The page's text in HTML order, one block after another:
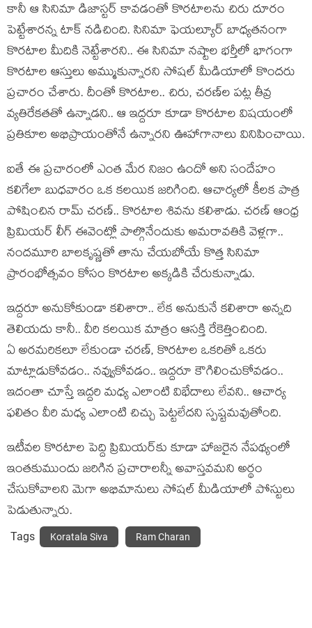
కానీ ఆ సినిమా డిజాస్ట‌ర్ కావ‌డంతో కొర‌టాల‌ను చిరు దూరం
పెట్టేశార‌న్న టాక్ న‌డిచింది. సినిమా ఫెయ‌ల్యూర్ బాధ్య‌త‌నంగా
కొర‌టాల మీదికి నెట్టేశార‌ని.. ఈ సినిమా న‌ష్టాల భ‌ర్తీలో భాగంగా
కొర‌టాల ఆస్తులు అమ్ముకున్నార‌ని సోష‌ల్ మీడియాలో కొంద‌రు
ప్ర‌చారం చేశారు. దీంతో కొర‌టాల.. చిరు, చ‌ర‌ణ్‌ల ప‌ట్ల తీవ్ర
వ్య‌తిరేక‌త‌తో ఉన్నాడ‌ని.. ఆ ఇద్ద‌రూ కూడా కొర‌టాల విష‌యంలో
ప్ర‌తికూల అభిప్రాయంతోనే ఉన్నార‌ని ఊహాగానాలు వినిపించాయి.
ఐతే ఈ ప్ర‌చారంలో ఎంత మేర నిజం ఉందో అని సందేహం
క‌లిగేలా బుధ‌వారం ఒక క‌ల‌యిక జ‌రిగింది. ఆచార్య‌లో కీల‌క పాత్ర
పోషించిన రామ్ చ‌ర‌ణ్‌.. కొర‌టాల శివ‌ను క‌లిశాడు. చ‌ర‌ణ్ ఆంధ్ర
ప్రిమియ‌ర్ లీగ్ ఈవెంట్లో పాల్గొనేందుకు అమ‌రావ‌తికి వెళ్ల‌గా..
నంద‌మూరి బాల‌కృష్ణతో తాను చేయ‌బోయే కొత్త సినిమా
ప్రారంభోత్స‌వం కోసం కొర‌టాల అక్క‌డికి చేరుకున్నాడు.
ఇద్ద‌రూ అనుకోకుండా క‌లిశారా.. లేక అనుకునే క‌లిశారా అన్న‌ది
తెలియ‌దు కానీ.. వీరి క‌ల‌యిక మాత్రం ఆస‌క్తి రేకెత్తించింది.
ఏ అర‌మ‌రిక‌లూ లేకుండా చ‌ర‌ణ్‌, కొర‌టాల ఒక‌రితో ఒక‌రు
మాట్లాడుకోవ‌డం.. న‌వ్వుకోవ‌డం.. ఇద్ద‌రూ కౌగిలించుకోవ‌డం..
ఇదంతా చూస్తే ఇద్ద‌రి మ‌ధ్య ఎలాంటి విభేదాలు లేవ‌ని.. ఆచార్య
ఫ‌లితం వీరి మ‌ధ్య ఎలాంటి చిచ్చు పెట్ట‌లేద‌ని స్ప‌ష్ట‌మ‌వుతోంది.
ఇటీవ‌ల కొర‌టాల పెద్ది ప్రిమియ‌ర్‌కు కూడా హాజ‌రైన నేప‌థ్యంలో
ఇంత‌కుముందు జ‌రిగిన ప్ర‌చారాల‌న్నీ అవాస్త‌వమ‌ని అర్థం
చేసుకోవాల‌ని మెగా అభిమానులు సోష‌ల్ మీడియాలో పోస్టులు
పెడుతున్నారు.
Tags Koratala Siva Ram Charan